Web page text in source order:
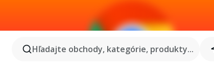
Hľadajte obchody, kategórie, produkty...